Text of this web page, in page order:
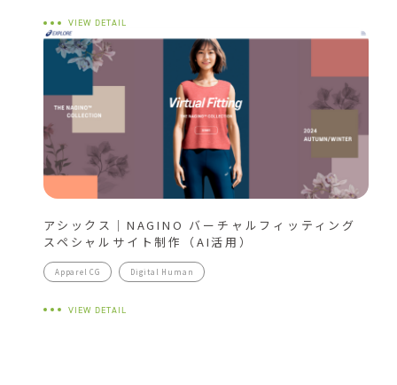
VIEW DETAIL
アシックス｜NAGINO バーチャルフィッティング
スペシャルサイト制作（AI活用）
Apparel CG Digital Human
VIEW DETAIL